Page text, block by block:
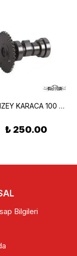
RAMZEY KARACA 100 EKSANTİRİK KAM MİLİ
₺ 250.00
Bilgileri